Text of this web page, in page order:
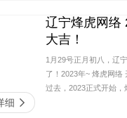
建设
辽宁烽虎网络
大吉！
1月29号正月初八，辽
了！2023年~ 烽虎网络
过去，2023正式开始，
细
辽宁企业网站
原因导致模糊
一、网站模板没有目
目标意向是很大的，所
的。......
辽宁网站优化
网站导航设置